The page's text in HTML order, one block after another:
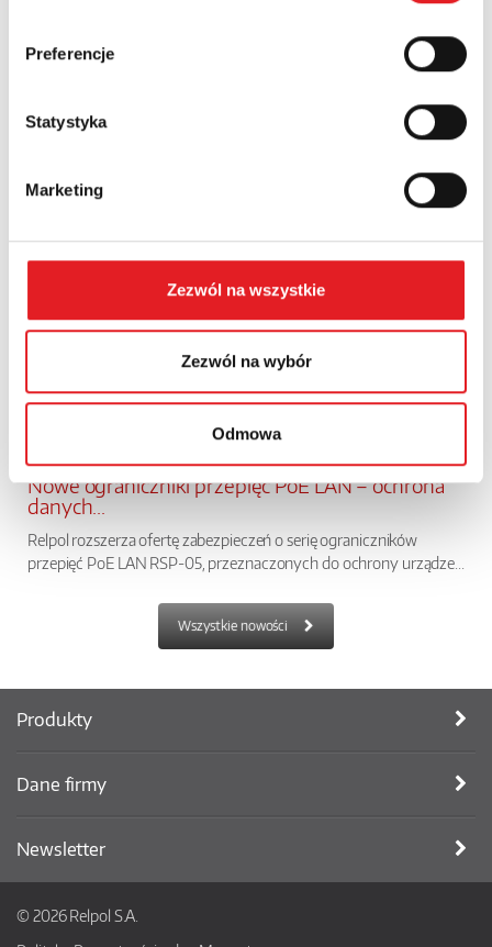
Preferencje
Statystyka
Marketing
Zezwól na wszystkie
Zezwól na wybór
Odmowa
rozwiązanie prz...
Nowe ograniczniki przepięć PoE LAN – ochrona
danych...
Relpol rozszerza ofertę zabezpieczeń o serię ograniczników
przepięć PoE LAN RSP-05, przeznaczonych do ochrony urządze...
Wszystkie nowości
Produkty
Dane firmy
Newsletter
© 2026 Relpol S.A.